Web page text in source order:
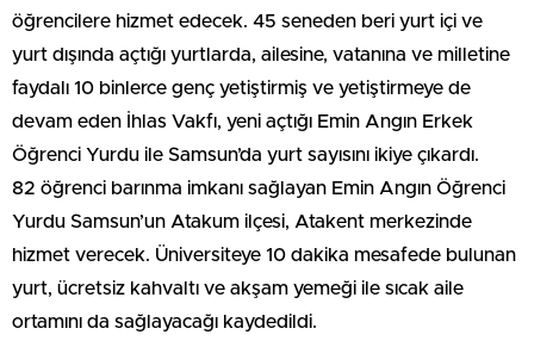
öğrencilere hizmet edecek. 45 seneden beri yurt içi ve
yurt dışında açtığı yurtlarda, ailesine, vatanına ve milletine
faydalı 10 binlerce genç yetiştirmiş ve yetiştirmeye de
devam eden İhlas Vakfı, yeni açtığı Emin Angın Erkek
Öğrenci Yurdu ile Samsun’da yurt sayısını ikiye çıkardı.
82 öğrenci barınma imkanı sağlayan Emin Angın Öğrenci
Yurdu Samsun’un Atakum ilçesi, Atakent merkezinde
hizmet verecek. Üniversiteye 10 dakika mesafede bulunan
yurt, ücretsiz kahvaltı ve akşam yemeği ile sıcak aile
ortamını da sağlayacağı kaydedildi.